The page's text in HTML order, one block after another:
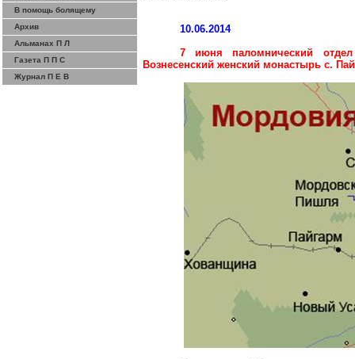
В помощь болящему
Архив
Альманах П Л
Газета П П С
Журнал П Е В
10.06.2014
7 июня паломнический отдел
Вознесенский женский монастырь с.